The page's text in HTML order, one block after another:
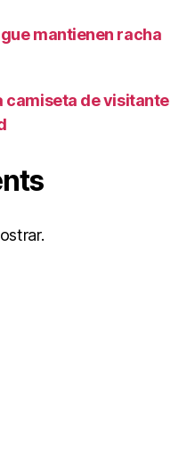
mantienen racha
camiseta de visitante